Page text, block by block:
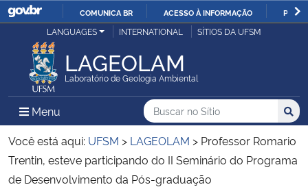
IR
O
COMUNICA BR ACESSO À INFORMAÇÃO
Ministério da Justiça e Segurança Pública
Ministério da Defesa
Ministério das Relações Exteriores
Ministério da Economia
LANGUAGES INTERNATIONAL SÍTIOS DA UFSM
LAGEOLAM
Laboratório de Geologia Ambiental
Menu Menu Principal do Sítio
Busca
Buscar no no Sítio
Busca:
Você está aqui: UFSM > LAGEOLAM > Professor Romario
Trentin, esteve participando do II Seminário do Programa
de Desenvolvimento da Pós-graduação